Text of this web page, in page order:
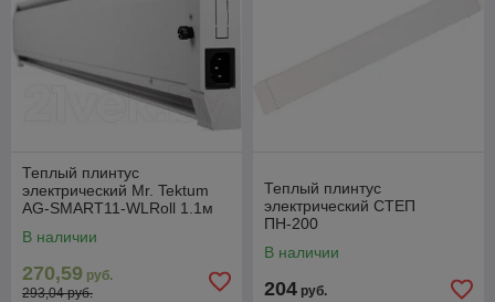
Теплый плинтус
электрический Mr. Tektum
AG-SMART11-WLRoll 1.1м
В наличии
270,59 руб.
293,04 руб.
Теплый плинтус
электрический СТЕП
ПН-200
В наличии
204 руб.